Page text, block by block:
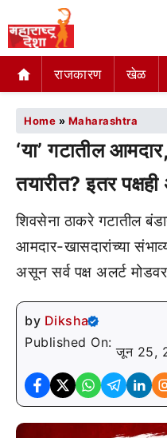
राजकारण खेळ
Home » Maharashtra
‘या’ गटातील
तयारीत? इतर
शिवसेना ठाकरे गटातील
आमदार-खासदारांच्या
असून सर्व पक्ष अलर्ट
by Diksha
Published On:
जून 25,